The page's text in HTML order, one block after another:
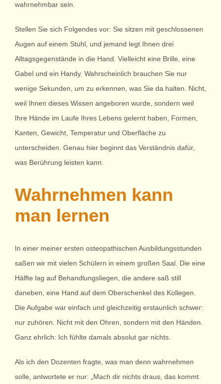
wahrnehmbar sein.
Stellen Sie sich Folgendes vor: Sie sitzen mit geschlossenen
Augen auf einem Stuhl, und jemand legt Ihnen drei
Alltagsgegenstände in die Hand. Vielleicht eine Brille, eine
Gabel und ein Handy. Wahrscheinlich brauchen Sie nur
wenige Sekunden, um zu erkennen, was Sie da halten. Nicht,
weil Ihnen dieses Wissen angeboren wurde, sondern weil
Ihre Hände im Laufe Ihres Lebens gelernt haben, Formen,
Kanten, Gewicht, Temperatur und Oberfläche zu
unterscheiden. Genau hier beginnt das Verständnis dafür,
was Berührung leisten kann.
Wahrnehmen kann
man lernen
In einer meiner ersten osteopathischen Ausbildungsstunden
saßen wir mit vielen Schülern in einem großen Saal. Die eine
Hälfte lag auf Behandlungsliegen, die andere saß still
daneben, eine Hand auf dem Oberschenkel des Kollegen.
Die Aufgabe war einfach und gleichzeitig erstaunlich schwer:
nur zuhören. Nicht mit den Ohren, sondern mit den Händen.
Ganz ehrlich: Ich fühlte damals absolut gar nichts.
Als ich den Dozenten fragte, was man denn wahrnehmen
solle, antwortete er nur: „Mach dir nichts draus, das kommt